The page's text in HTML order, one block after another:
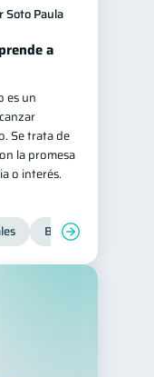
Soto Paula
a
es un
Se trata de
la promesa
o interés.
Bienestar financiero